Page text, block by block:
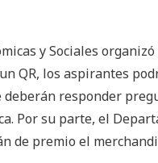
y Sociales
QR, los aspirantes
responder
Por su parte, el
de premio el